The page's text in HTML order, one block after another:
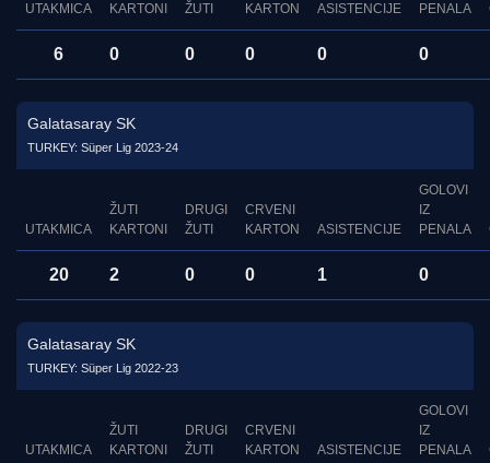
UTAKMICA
KARTONI
ŽUTI
KARTON
ASISTENCIJE
PENALA
6 0 0 0 0 0
Galatasaray SK
TURKEY: Süper Lig 2023-24
UTAKMICA
ŽUTI
KARTONI
DRUGI
ŽUTI
CRVENI
KARTON
ASISTENCIJE
GOLOVI
IZ
PENALA
20 2 0 0 1 0
Galatasaray SK
TURKEY: Süper Lig 2022-23
UTAKMICA
ŽUTI
KARTONI
DRUGI
ŽUTI
CRVENI
KARTON
ASISTENCIJE
GOLOVI
IZ
PENALA